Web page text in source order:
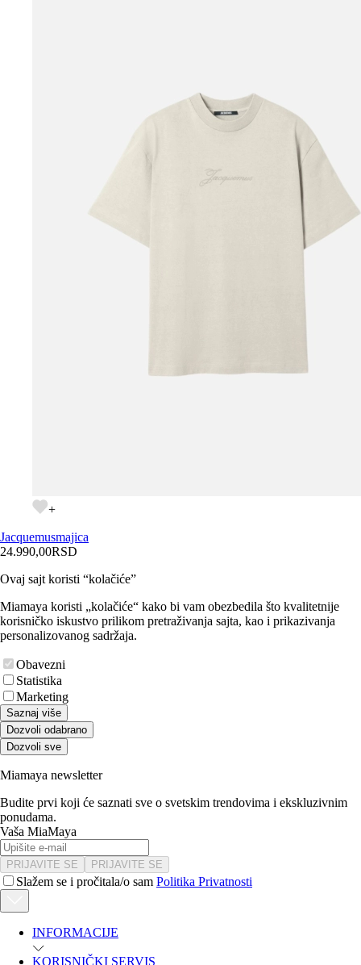
+
Jacquemusmajica
24.990,00RSD
Ovaj sajt koristi “kolačiće”
Miamaya koristi „kolačiće“ kako bi vam obezbedila što kvalitetnije
korisničko iskustvo prilikom pretraživanja sajta, kao i prikazivanja
personalizovanog sadržaja.
Obavezni
Statistika
Marketing
Saznaj više
Dozvoli odabrano
Dozvoli sve
Miamaya newsletter
Budite prvi koji će saznati sve o svetskim trendovima i ekskluzivnim
ponudama.
Vaša MiaMaya
PRIJAVITE SE PRIJAVITE SE
Slažem se i pročitala/o sam Politika Privatnosti
INFORMACIJE
KORISNIČKI SERVIS